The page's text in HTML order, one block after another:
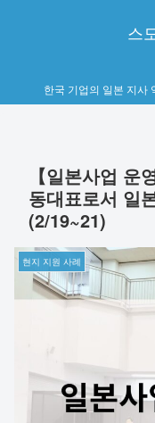
스
한국 기업의 일본 지사
【일본사업 운
동대표로서 일
(2/19~21)
현지 지원 사례